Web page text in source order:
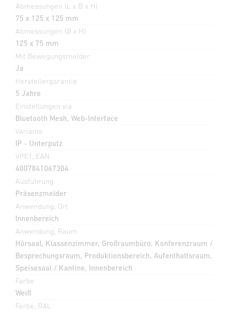
Abmessungen (L x B x H)
75 x 125 x 125 mm
Abmessungen (Ø x H)
125 x 75 mm
Mit Bewegungsmelder
Ja
Herstellergarantie
5 Jahre
Einstellungen via
Bluetooth Mesh, Web-Interface
Variante
IP - Unterputz
VPE1, EAN
4007841067304
Ausführung
Präsenzmelder
Anwendung, Ort
Innenbereich
Anwendung, Raum
Hörsaal, Klassenzimmer, Großraumbüro, Konferenzraum /
Besprechungsraum, Produktionsbereich, Aufenthaltsraum,
Speisesaal / Kantine, Innenbereich
Farbe
Weiß
Farbe, RAL